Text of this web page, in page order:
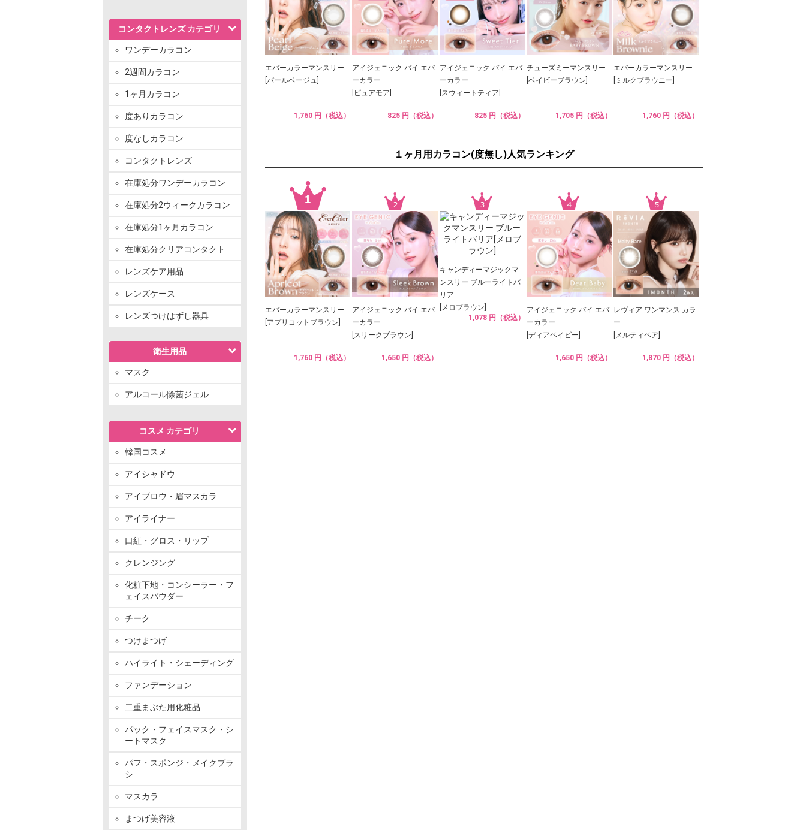
コンタクトレンズ カテゴリ
ワンデーカラコン
2週間カラコン
1ヶ月カラコン
度ありカラコン
度なしカラコン
コンタクトレンズ
在庫処分ワンデーカラコン
在庫処分2ウィークカラコン
在庫処分1ヶ月カラコン
在庫処分クリアコンタクト
レンズケア用品
レンズケース
レンズつけはずし器具
衛生用品
マスク
アルコール除菌ジェル
コスメ カテゴリ
韓国コスメ
アイシャドウ
アイブロウ・眉マスカラ
アイライナー
口紅・グロス・リップ
クレンジング
化粧下地・コンシーラー・フ
ェイスパウダー
チーク
つけまつげ
ハイライト・シェーディング
ファンデーション
二重まぶた用化粧品
パック・フェイスマスク・シ
ートマスク
パフ・スポンジ・メイクブラ
シ
マスカラ
まつげ美容液
エバーカラーマンスリー
[パールベージュ]
1,760 円（税込）
アイジェニック バイ エバ
ーカラー
[ピュアモア]
825 円（税込）
アイジェニック バイ エバ
ーカラー
[スウィートティア]
825 円（税込）
チューズミーマンスリー
[ベイビーブラウン]
1,705 円（税込）
エバーカラーマンスリー
[ミルクブラウニー]
1,760 円（税込）
１ヶ月用カラコン(度無し)人気ランキング
エバーカラーマンスリー
[アプリコットブラウン]
1,760 円（税込）
アイジェニック バイ エバ
ーカラー
[スリークブラウン]
1,650 円（税込）
キャンディーマジックマ
ンスリー ブルーライトバ
リア
[メロブラウン]
1,078 円（税込）
アイジェニック バイ エバ
ーカラー
[ディアベイビー]
1,650 円（税込）
レヴィア ワンマンス カラ
ー
[メルティベア]
1,870 円（税込）